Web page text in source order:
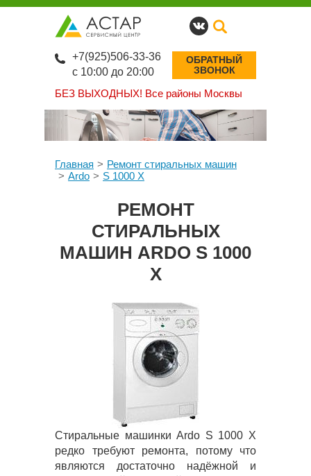
БЕЗ ВЫХОДНЫХ! Все районы Москвы
+7(925)506-33-36
с 10:00 до 20:00
ОБРАТНЫЙ
ЗВОНОК
Главная
Ремонт стиральных машин
Ardo
S 1000 X
РЕМОНТ
СТИРАЛЬНЫХ
МАШИН ARDO S 1000
X
Стиральные машинки Ardo S 1000 X
редко требуют ремонта, потому что
являются достаточно надёжной и